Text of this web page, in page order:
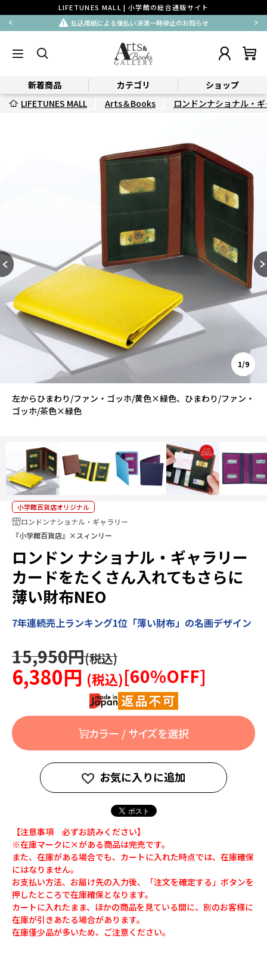
LIFETUNES MALL | 小学館の総合通販サイト
払込用紙による後払い決済一時停止のお知らせ
新着商品 カテゴリ
ショップ
LIFETUNES MALL
Arts＆Books ロンドンナショナル・
左からひまわり/ファン・ゴッホ/黄色×緑色、ひまわり/ファン・
ゴッホ/茶色×緑色
1/9
小学館百貨店オリジナル
ロンドンナショナル・ギャラリー
『小学館百貨店』×スィンリー
ロンドン ナショナル・ギャラリー
カードをたくさん入れてもさらに
薄い財布NEO
7年連続売上ランキング1位「薄い財布」の名画デザイン
15,950円
6,380円 [60%OFF]
カラー / サイズを選択
お気に入りに追加
【注意事項 必ずお読みください】
※在庫マークに×がある商品は完売です。
また、在庫がある場合でも、カートに入れた時点では、在庫確保
にはなりません。
お支払い方法、お届け先の入力後、「注文を確定する」ボタンを
押したところで在庫確保となります。
カートに入れたまま、ほかの商品を見ている間に、別のお客様に
在庫が引きあたる場合があります。
在庫僅少品が多いため、ご注意ください。